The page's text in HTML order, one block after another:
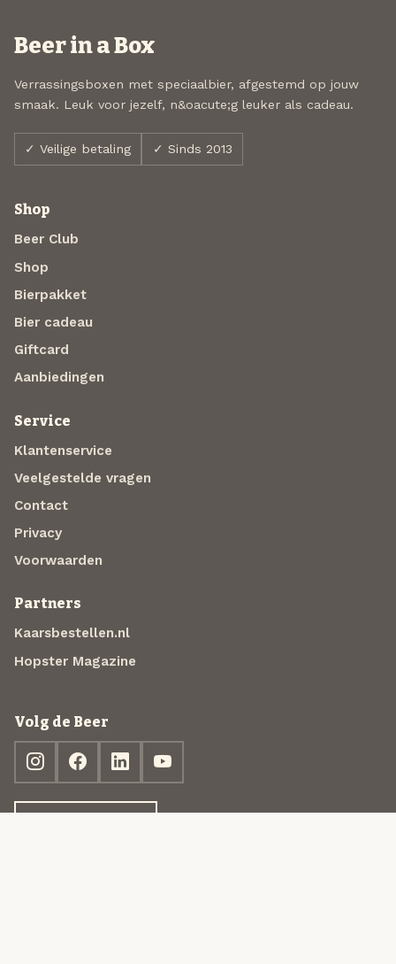
Beer in a Box
Verrassingsboxen met speciaalbier, afgestemd op jouw
smaak. Leuk voor jezelf, n&oacute;g leuker als cadeau.
✓ Veilige betaling ✓ Sinds 2013
Shop
Beer Club
Shop
Bierpakket
Bier cadeau
Giftcard
Aanbiedingen
Service
Klantenservice
Veelgestelde vragen
Contact
Privacy
Voorwaarden
Partners
Kaarsbestellen.nl
Hopster Magazine
Volg de Beer